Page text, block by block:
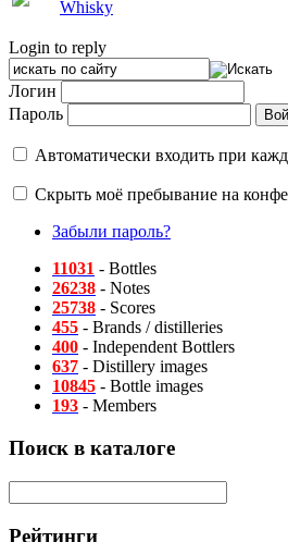
Whisky
Login to reply
Логин
Пароль
Автоматически входить при
Скрыть моё пребывание на
Забыли пароль?
11031 - Bottles
26238 - Notes
25738 - Scores
455 - Brands / distilleries
400 - Independent Bottlers
637 - Distillery images
10845 - Bottle images
193 - Members
Поиск в каталоге
Рейтинги